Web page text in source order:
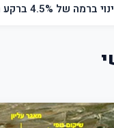
האינפלציוניים.